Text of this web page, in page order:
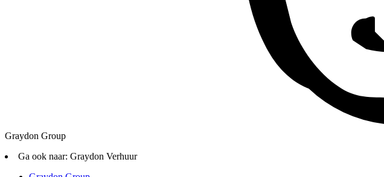
Graydon Group
Ga ook naar: Graydon Verhuur